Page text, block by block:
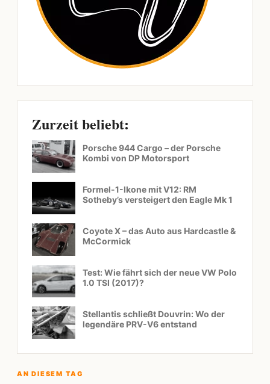
Zurzeit beliebt:
Porsche 944 Cargo – der Porsche
Kombi von DP Motorsport
Formel-1-Ikone mit V12: RM
Sotheby’s versteigert den Eagle Mk 1
Coyote X – das Auto aus Hardcastle &
McCormick
Test: Wie fährt sich der neue VW Polo
1.0 TSI (2017)?
Stellantis schließt Douvrin: Wo der
legendäre PRV-V6 entstand
AN DIESEM TAG